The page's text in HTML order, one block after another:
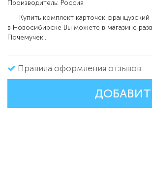
Производитель: Россия
Купить комплект карточек
в Новосибирске Вы можете в магазине
Почемучек".
Правила оформления отзывов